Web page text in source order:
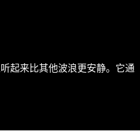
起来比其他波浪更安静。它通